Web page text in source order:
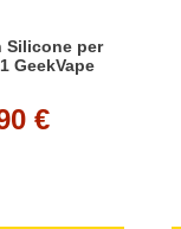
Silicone per
GeekVape
€